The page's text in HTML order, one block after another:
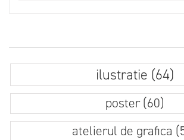
ilustratie (64)
poster (60)
atelierul de grafica